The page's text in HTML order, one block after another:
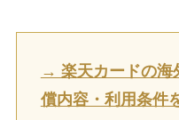
→ 楽天カードの海
償内容・利用条件